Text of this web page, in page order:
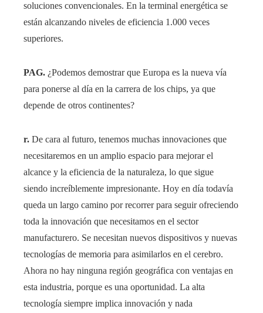
soluciones convencionales. En la terminal energética se
están alcanzando niveles de eficiencia 1.000 veces
superiores.
PAG. ¿Podemos demostrar que Europa es la nueva vía
para ponerse al día en la carrera de los chips, ya que
depende de otros continentes?
r. De cara al futuro, tenemos muchas innovaciones que
necesitaremos en un amplio espacio para mejorar el
alcance y la eficiencia de la naturaleza, lo que sigue
siendo increíblemente impresionante. Hoy en día todavía
queda un largo camino por recorrer para seguir ofreciendo
toda la innovación que necesitamos en el sector
manufacturero. Se necesitan nuevos dispositivos y nuevas
tecnologías de memoria para asimilarlos en el cerebro.
Ahora no hay ninguna región geográfica con ventajas en
esta industria, porque es una oportunidad. La alta
tecnología siempre implica innovación y nada